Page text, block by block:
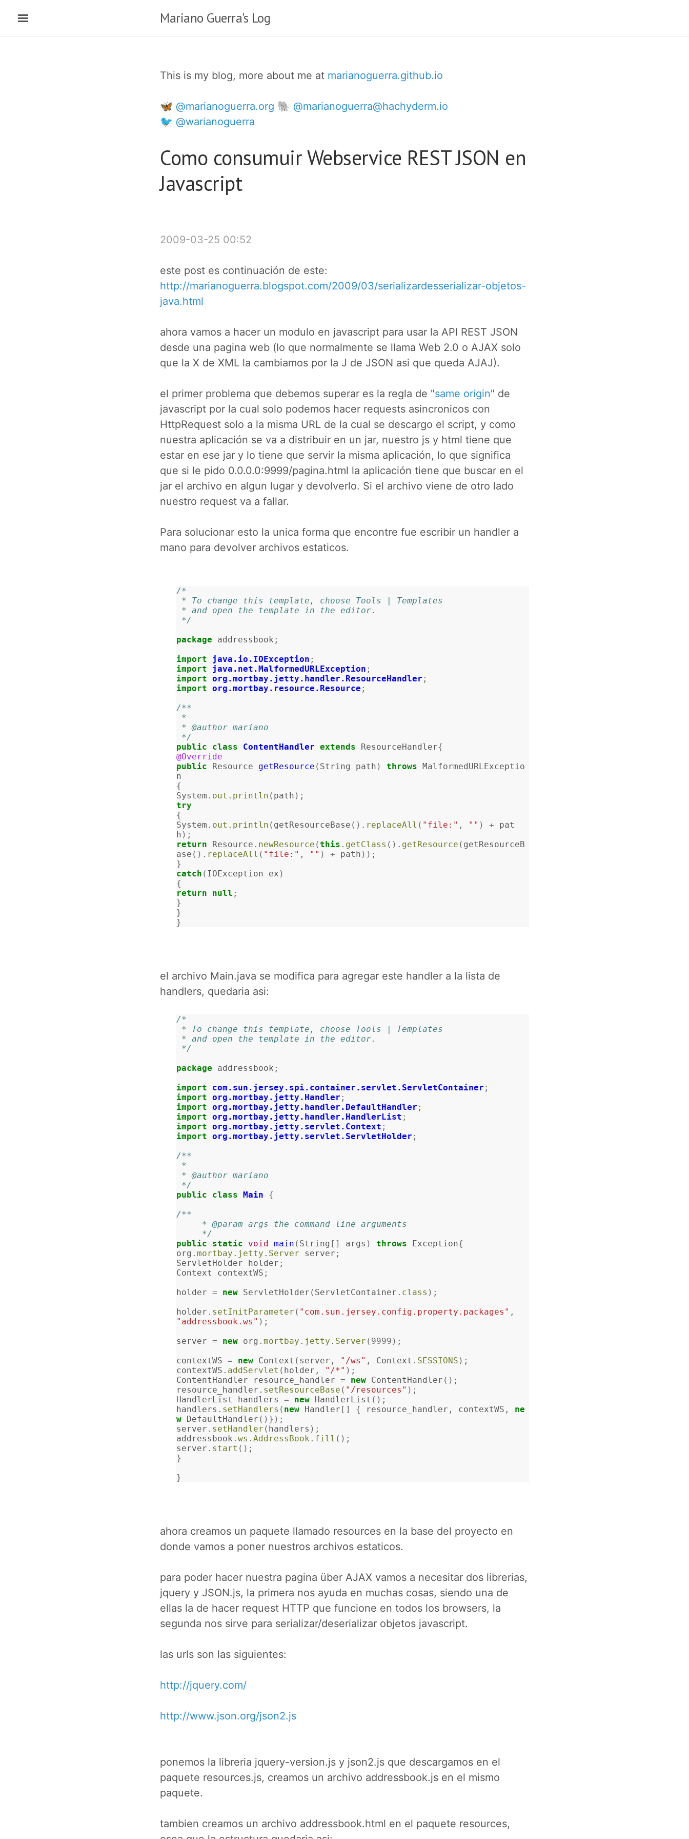
Mariano Guerra's Log
This is my blog, more about me at marianoguerra.github.io
🦋 @marianoguerra.org 🐘 @marianoguerra@hachyderm.io
🐦 @warianoguerra
Como consumuir Webservice REST JSON en
Javascript
2009-03-25 00:52
este post es continuación de este:
http://marianoguerra.blogspot.com/2009/03/serializardesserializar-objetos-
java.html
ahora vamos a hacer un modulo en javascript para usar la API REST JSON
desde una pagina web (lo que normalmente se llama Web 2.0 o AJAX solo
que la X de XML la cambiamos por la J de JSON asi que queda AJAJ).
el primer problema que debemos superar es la regla de "same origin" de
javascript por la cual solo podemos hacer requests asincronicos con
HttpRequest solo a la misma URL de la cual se descargo el script, y como
nuestra aplicación se va a distribuir en un jar, nuestro js y html tiene que
estar en ese jar y lo tiene que servir la misma aplicación, lo que significa
que si le pido 0.0.0.0:9999/pagina.html la aplicación tiene que buscar en el
jar el archivo en algun lugar y devolverlo. Si el archivo viene de otro lado
nuestro request va a fallar.
Para solucionar esto la unica forma que encontre fue escribir un handler a
mano para devolver archivos estaticos.
/*
* To change this template, choose Tools | Templates
* and open the template in the editor.
*/
package
addressbook ;
import
java.io.IOException ;
import
java.net.MalformedURLException ;
import org.mortbay.jetty.handler.ResourceHandler ;
import org.mortbay.resource.Resource ;
/**
*
* @author mariano
*/
public
class ContentHandler extends ResourceHandler{
@Override
public
Resource getResource ( String path ) throws MalformedURLExceptio
n
{
System . out . println ( path );
try
{
System . out . println ( getResourceBase (). replaceAll ( "file:" , "" ) +
pat
h );
return
Resource . newResource (this . getClass (). getResource ( getResourceB
ase (). replaceAll ( "file:" , "" ) + path ));
}
catch ( IOException ex )
{
return
null ;
}
}
}
el archivo Main.java se modifica para agregar este handler a la lista de
handlers, quedaria asi:
/*
* To change this template, choose Tools | Templates
* and open the template in the editor.
*/
package
addressbook ;
import
com.sun.jersey.spi.container.servlet.ServletContainer ;
import org.mortbay.jetty.Handler ;
import org.mortbay.jetty.handler.DefaultHandler ;
import org.mortbay.jetty.handler.HandlerList ;
import org.mortbay.jetty.servlet.Context ;
import org.mortbay.jetty.servlet.ServletHolder ;
/**
*
* @author mariano
*/
public
class Main
{
/**
     * @param args the command line arguments
     */
public
static void main ( String [] args ) throws Exception{
org . mortbay . jetty . Server server ;
ServletHolder
holder ;
Context
contextWS ;
holder = new ServletHolder ( ServletContainer . class );
holder . setInitParameter ( "com.sun.jersey.config.property.packages" ,
"addressbook.ws" );
server = new org . mortbay . jetty . Server ( 9999 );
contextWS = new Context ( server , "/ws" , Context . SESSIONS );
contextWS . addServlet ( holder , "/*" );
ContentHandler
resource_handler = new ContentHandler ();
resource_handler . setResourceBase ( "/resources" );
HandlerList
handlers = new HandlerList ();
handlers . setHandlers ( new Handler [] { resource_handler , contextWS ,
ne
w DefaultHandler ()});
server . setHandler ( handlers );
addressbook . ws . AddressBook. fill ();
server . start ();
}
}
ahora creamos un paquete llamado resources en la base del proyecto en
donde vamos a poner nuestros archivos estaticos.
para poder hacer nuestra pagina über AJAX vamos a necesitar dos librerias,
jquery y JSON.js, la primera nos ayuda en muchas cosas, siendo una de
ellas la de hacer request HTTP que funcione en todos los browsers, la
segunda nos sirve para serializar/deserializar objetos javascript.
las urls son las siguientes:
http://jquery.com/
http://www.json.org/json2.js
ponemos la libreria jquery-version.js y json2.js que descargamos en el
paquete resources.js, creamos un archivo addressbook.js en el mismo
paquete.
tambien creamos un archivo addressbook.html en el paquete resources,